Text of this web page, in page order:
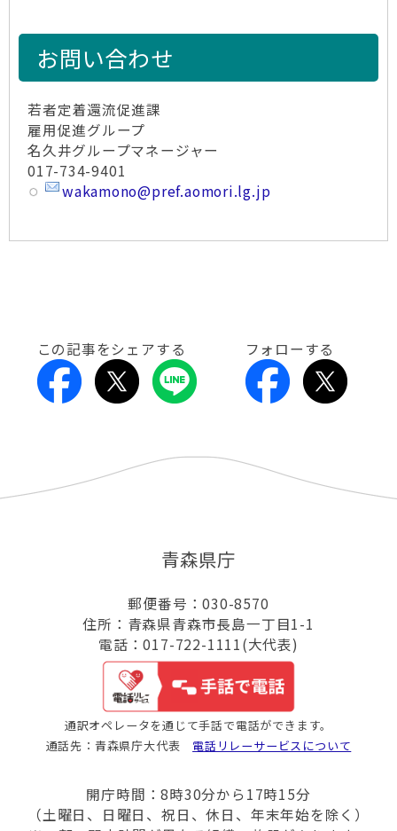
お問い合わせ
若者定着還流促進課
雇用促進グループ
名久井グループマネージャー
017-734-9401
wakamono@pref.aomori.lg.jp
この記事をシェアする フォローする
青森県庁
郵便番号：030-8570
住所：青森県青森市長島一丁目1-1
電話：017-722-1111(大代表)
通訳オペレータを通じて手話で電話ができます。
通話先：青森県庁大代表 電話リレーサービスについて
開庁時間：8時30分から17時15分
（土曜日、日曜日、祝日、休日、年末年始を除く）